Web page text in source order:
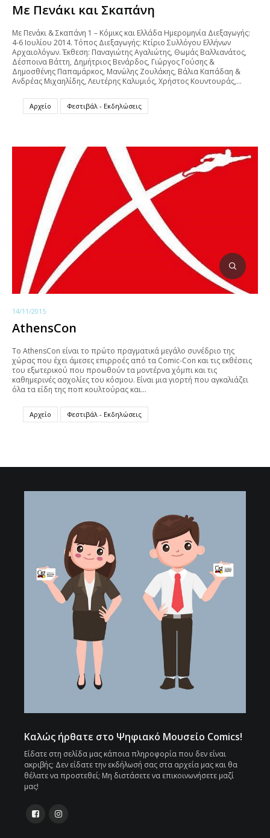
Με Πενάκι και Σκαπάνη
Με Πενάκι & Σκαπάνη 1 – Κόμικς και Ελλάδα Ημερομηνία Διεξαγωγής:
4-6 Ιουλίου 2014. Τόπος Διεξαγωγής: Κτίριο Συλλόγου Ελλήνων
Αρχαιολόγων. Έκθεση: Παναγιώτης Αγαλιώτης, Θωμάς Βαλλιανάτος,
Δέσποινα Βάττη, Δημήτριος Βενάρδος, Γιώργος Γούσης &
Δημοσθένης Παπαμάρκος, Μανώλης Ζουλάκης, Βάλια Καπάδαη &
Ανδρέας Μιχαηλίδης, Λευτέρης Καλυμιός, Χρήστος Κουντουράς,…
Αρχείο Φεστιβάλ - Εκδηλώσεις
14/11/2015
AthensCon
To AthensCon είναι το πρώτο πραγματικά μεγάλο συνέδριο της
χώρας που έχει άμεσες επιρροές από τα Comic-Con και τις εκθέσεις
του εξωτερικού που προωθούν τα μοντέρνα χόμπι και τις
καθημερινές ασχολίες του κόσμου. Είναι μια γιορτή που αγκαλιάζει
όλα τα είδη της ποπ κουλτούρας και…
Αρχείο Φεστιβάλ - Εκδηλώσεις
Καλώς ήρθατε στο Ψηφιακό Μουσείο Comics!
Είδατε στη σελίδα μας κάποια πληροφορία που δεν είναι
ακριβής; Δεν είδατε την εκδήλωσή σας στα αρχεία μας και θα
θέλατε να προστεθεί; Μη διστάσετε να επικοινωνήσετε μαζί
μας!